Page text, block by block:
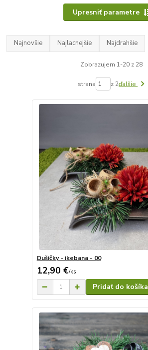
Upresniť parametre
Najnovšie Najlacnejšie Najdrahšie
Zobrazujem 1-20 z 28
strana z 2ďalšie
Dušičky - ikebana - 00
12,90 €/ks
Pridať do košíka